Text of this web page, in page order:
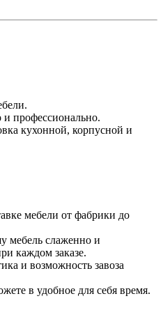
и профессионально.
кухонной, корпусной и
мебели от фабрики до
мебель слаженно и
каждом заказе.
и возможность завоза
в удобное для себя время.